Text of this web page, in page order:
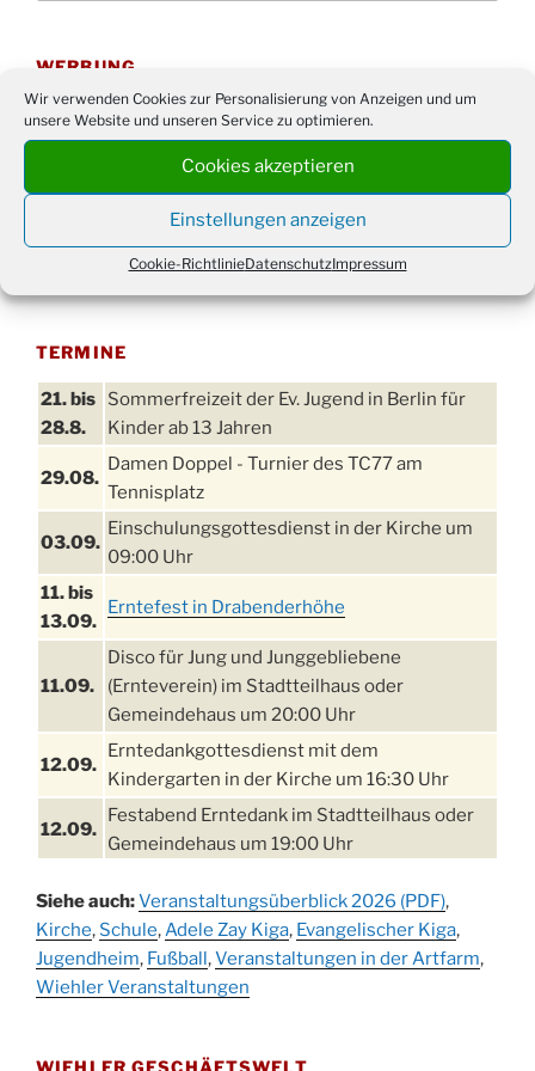
Wir verwenden Cookies zur Personalisierung von Anzeigen und um
unsere Website und unseren Service zu optimieren.
Cookies akzeptieren
Einstellungen anzeigen
Cookie-RichtlinieDatenschutzImpressum
WERBUNG
TERMINE
21. bis
28.8.
Sommerfreizeit der Ev. Jugend in Berlin für
Kinder ab 13 Jahren
29.08.
Damen Doppel - Turnier des TC77 am
Tennisplatz
03.09.
Einschulungsgottesdienst in der Kirche um
09:00 Uhr
11. bis
13.09.
Erntefest in Drabenderhöhe
11.09.
Disco für Jung und Junggebliebene
(Ernteverein) im Stadtteilhaus oder
Gemeindehaus um 20:00 Uhr
12.09.
Erntedankgottesdienst mit dem
Kindergarten in der Kirche um 16:30 Uhr
12.09.
Festabend Erntedank im Stadtteilhaus oder
Gemeindehaus um 19:00 Uhr
13.09.
Stadtteilhaus um 14:00 Uhr
19.09.
Schlagerabend im Stadtteilhaus
Drabenderhöhe
Siehe auch:Veranstaltungsüberblick 2026 (PDF),
Kirche, Schule,Adele Zay Kiga, Evangelischer Kiga,
Jugendheim, Fußball ,Veranstaltungen in der Artfarm,
Wiehler Veranstaltungen